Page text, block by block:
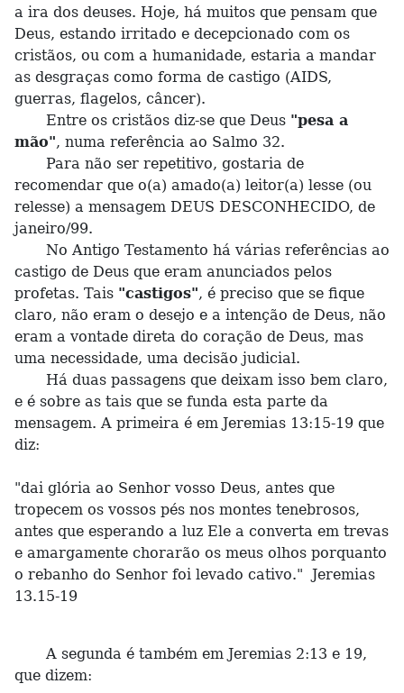
a ira dos deuses. Hoje, há muitos que pensam que
Deus, estando irritado e decepcionado com os
cristãos, ou com a humanidade, estaria a mandar
as desgraças como forma de castigo (AIDS,
guerras, flagelos, câncer).
Entre os cristãos diz-se que Deus "pesa a
mão", numa referência ao Salmo 32.
Para não ser repetitivo, gostaria de
recomendar que o(a) amado(a) leitor(a) lesse (ou
relesse) a mensagem DEUS DESCONHECIDO, de
janeiro/99.
No Antigo Testamento há várias referências ao
castigo de Deus que eram anunciados pelos
profetas. Tais "castigos", é preciso que se fique
claro, não eram o desejo e a intenção de Deus, não
eram a vontade direta do coração de Deus, mas
uma necessidade, uma decisão judicial.
Há duas passagens que deixam isso bem claro,
e é sobre as tais que se funda esta parte da
mensagem. A primeira é em Jeremias 13:15-19 que
diz:
"dai glória ao Senhor vosso Deus, antes que
tropecem os vossos pés nos montes tenebrosos,
antes que esperando a luz Ele a converta em trevas
e amargamente chorarão os meus olhos porquanto
o rebanho do Senhor foi levado cativo." Jeremias
13.15-19
A segunda é também em Jeremias 2:13 e 19,
que dizem: